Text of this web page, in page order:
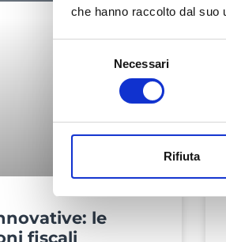
che hanno raccolto dal suo
Necessari
Rifiuta
le
fiscali